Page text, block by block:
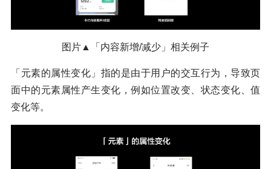
图片▲「内容新增/减少」相关例子
「元素的属性变化」指的是由于用户的交互行为，导致页
面中的元素属性产生变化，例如位置改变、状态变化、值
变化等。